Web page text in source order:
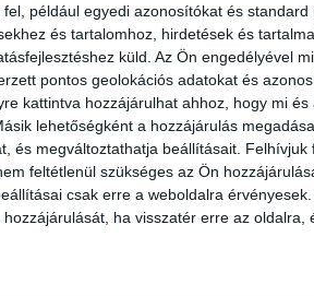
például egyedi azonosítókat és
és tartalomhoz, hirdetések és
küld. Az Ön engedélyével
pontos geolokációs adatokat és
kattintva hozzájárulhat ahhoz, hogy mi
lehetőségként a hozzájárulás
és megváltoztathatja beállításait. Felhívjuk
feltétlenül szükséges az Ön
csak erre a weboldalra
ha visszatér erre az oldalra,